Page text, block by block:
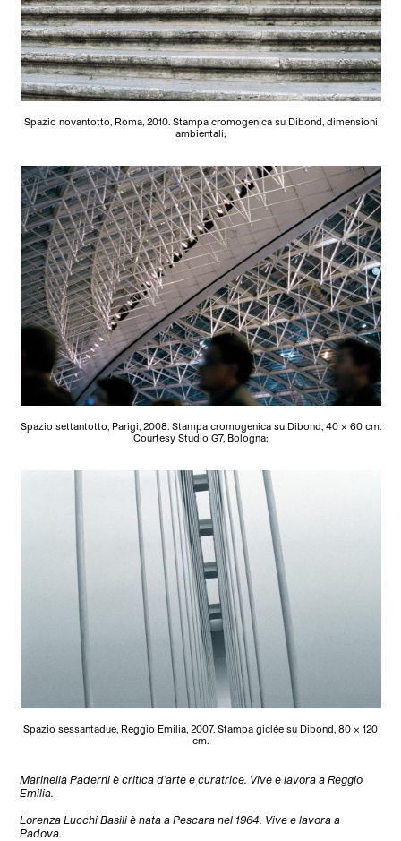
Spazio novantotto, Roma, 2010. Stampa cromogenica su Dibond, dimensioni
ambientali;
Spazio settantotto, Parigi, 2008. Stampa cromogenica su Dibond, 40 x 60 cm.
Courtesy Studio G7, Bologna;
Spazio sessantadue, Reggio Emilia, 2007. Stampa giclée su Dibond, 80 x 120
cm.
Marinella Paderni è critica d’arte e curatrice. Vive e lavora a Reggio
Emilia.
Lorenza Lucchi Basili è nata a Pescara nel 1964. Vive e lavora a
Padova.